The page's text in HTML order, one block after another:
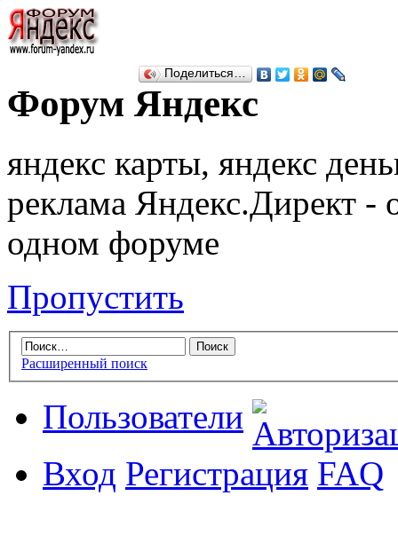
Форум Яндекс
яндекс карты, яндекс
реклама Яндекс.Директ -
одном форуме
Пропустить
Расширенный поиск
Пользователи
Вход Регистрация FAQ
Поделиться…